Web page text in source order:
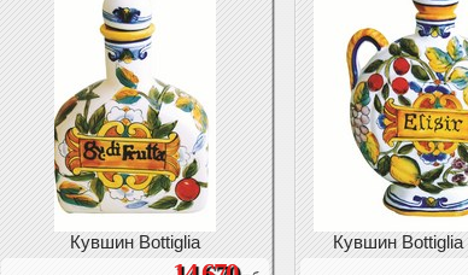
Кувшин Bottiglia Кувшин Bottiglia